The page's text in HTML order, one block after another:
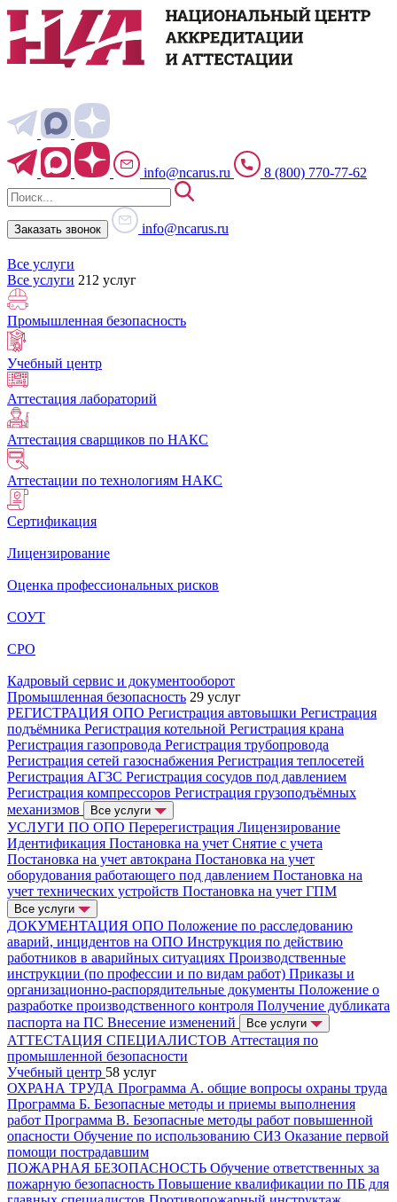
info@ncarus.ru 8 (800) 770-77-62
Заказать звонок info@ncarus.ru
Все услуги
Все услуги 212 услуг
Промышленная безопасность
Учебный центр
Аттестация лабораторий
Аттестация сварщиков по НАКС
Аттестации по технологиям НАКС
Сертификация
Лицензирование
Оценка профессиональных рисков
СОУТ
СРО
Кадровый сервис и документооборот
Промышленная безопасность 29 услуг
РЕГИСТРАЦИЯ ОПО Регистрация автовышки Регистрация
подъёмника Регистрация котельной Регистрация крана
Регистрация газопровода Регистрация трубопровода
Регистрация сетей газоснабжения Регистрация теплосетей
Регистрация АГЗС Регистрация сосудов под давлением
Регистрация компрессоров Регистрация грузоподъёмных
механизмов
Все услуги
УСЛУГИ ПО ОПО Перерегистрация Лицензирование
Идентификация Постановка на учет Снятие с учета
Постановка на учет автокрана Постановка на учет
оборудования работающего под давлением Постановка на
учет технических устройств Постановка на учет ГПМ
Все услуги
ДОКУМЕНТАЦИЯ ОПО Положение по расследованию
аварий, инцидентов на ОПО Инструкция по действию
работников в аварийных ситуациях Производственные
инструкции (по профессии и по видам работ) Приказы и
организационно-распорядительные документы Положение о
разработке производственного контроля Получение дубликата
паспорта на ПС Внесение изменений Все услуги
АТТЕСТАЦИЯ СПЕЦИАЛИСТОВ Аттестация по
промышленной безопасности
Учебный центр 58 услуг
ОХРАНА ТРУДА Программа А. общие вопросы охраны труда
Программа Б. Безопасные методы и приемы выполнения
работ Программа В. Безопасные методы работ повышенной
опасности Обучение по использованию СИЗ Оказание первой
помощи пострадавшим
ПОЖАРНАЯ БЕЗОПАСНОСТЬ Обучение ответственных за
пожарную безопасность Повышение квалификации по ПБ для